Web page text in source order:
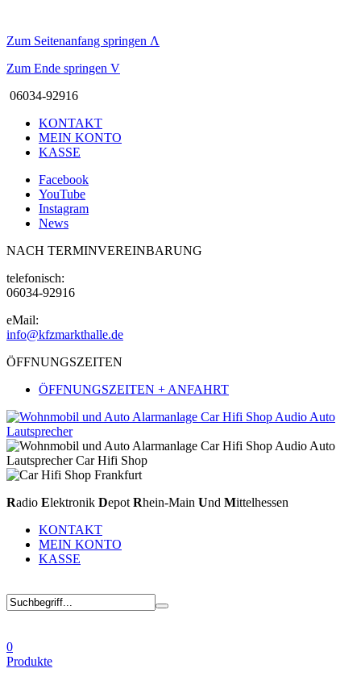
Zum Seitenanfang springen Λ
Zum Ende springen V
06034-92916
KONTAKT
MEIN KONTO
KASSE
Facebook
YouTube
Instagram
News
NACH TERMINVEREINBARUNG
telefonisch:
06034-92916
eMail:
info@kfzmarkthalle.de
ÖFFNUNGSZEITEN
ÖFFNUNGSZEITEN + ANFAHRT
Radio Elektronik Depot Rhein-Main Und Mittelhessen
KONTAKT
MEIN KONTO
KASSE
0
Produkte